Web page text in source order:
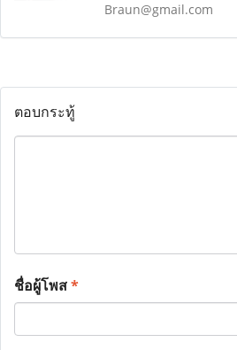
Braun@gmail.com
ตอบกระทู้
ชื่อผู้โพส*